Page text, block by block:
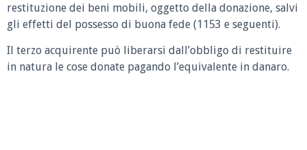
restituzione dei beni mobili, oggetto della donazione, salvi
gli effetti del possesso di buona fede (1153 e seguenti).
Il terzo acquirente può liberarsi dall’obbligo di restituire
in natura le cose donate pagando l’equivalente in danaro.